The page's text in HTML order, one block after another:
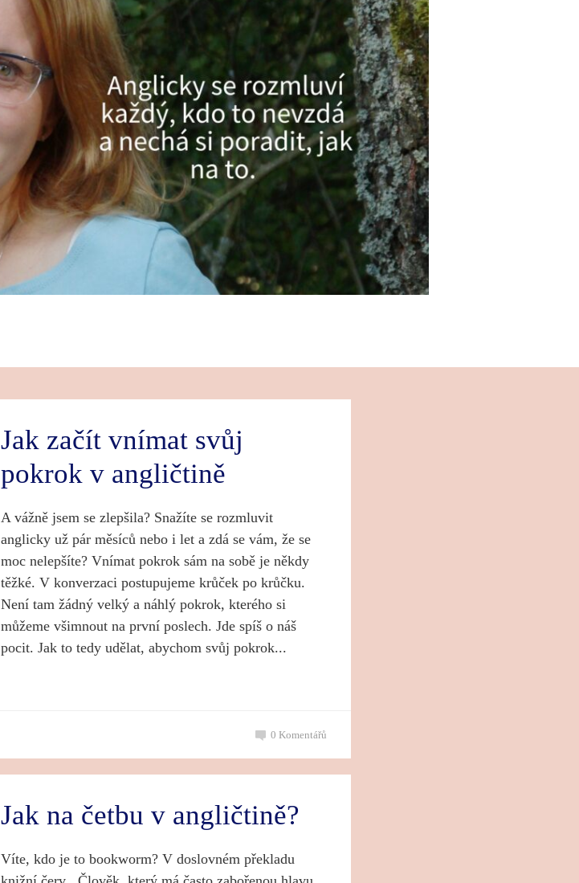
Jak začít vnímat svůj
pokrok v angličtině
A vážně jsem se zlepšila? Snažíte se rozmluvit
anglicky už pár měsíců nebo i let a zdá se vám, že se
moc nelepšíte? Vnímat pokrok sám na sobě je někdy
těžké. V konverzaci postupujeme krůček po krůčku.
Není tam žádný velký a náhlý pokrok, kterého si
můžeme všimnout na první poslech. Jde spíš o náš
pocit. Jak to tedy udělat, abychom svůj pokrok...
0 Komentářů
Jak na četbu v angličtině?
Víte, kdo je to bookworm? V doslovném překladu